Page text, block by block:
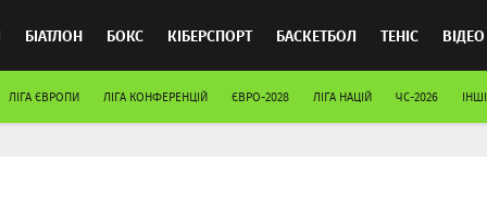
БІАТЛОН БОКС КІБЕРСПОРТ БАСКЕТБОЛ ТЕНІС ВІДЕО
ЛІГА ЄВРОПИ ЛІГА КОНФЕРЕНЦІЙ ЄВРО-2028 ЛІГА НАЦІЙ ЧС-2026